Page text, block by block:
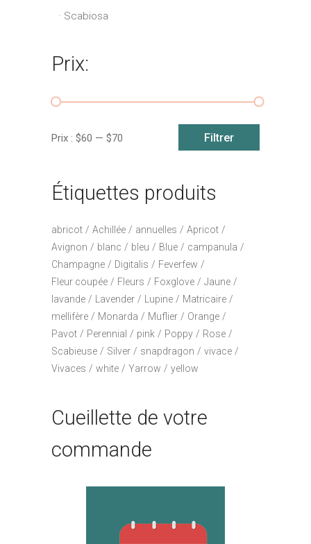
Scabiosa
Prix:
Prix
Prix
Filtrer
Prix : $60 — $70
Étiquettes produits
abricot Achillée annuelles
Apricot
Avignon
blanc bleu Blue
campanula
Champagne
Digitalis
Feverfew
Fleur coupée
Fleurs Foxglove
Jaune
lavande
Lavender Lupine
Matricaire
mellifère
Monarda Muflier
Orange
Pavot
Perennial pink Poppy
Rose
Scabieuse
Silver snapdragon
vivace
Vivaces
white Yarrow yellow
Cueillette de votre
commande